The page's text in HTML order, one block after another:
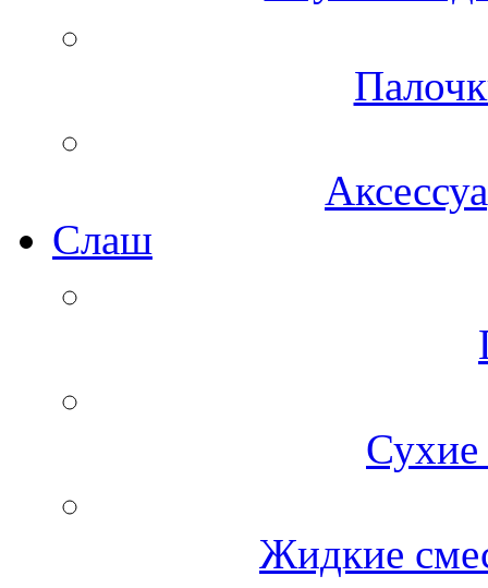
Cлаш
Сухие
Жидкие